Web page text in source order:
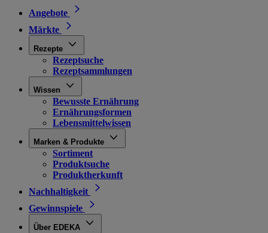
Angebote
Märkte
Rezepte
Rezeptsuche
Rezeptsammlungen
Wissen
Bewusste Ernährung
Ernährungsformen
Lebensmittelwissen
Marken & Produkte
Sortiment
Produktsuche
Produktherkunft
Nachhaltigkeit
Gewinnspiele
Über EDEKA